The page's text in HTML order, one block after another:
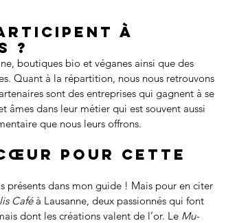
à
?
boutiques bio et véganes ainsi que des
Quant à la répartition, nous nous retrouvons
sont des entreprises qui gagnent à se
âmes dans leur métier qui est souvent aussi
que nous leurs offrons.
pour cette
présents dans mon guide ! Mais pour en citer
Café à Lausanne, deux passionnés qui font
dont les créations valent de l’or. Le Mu-